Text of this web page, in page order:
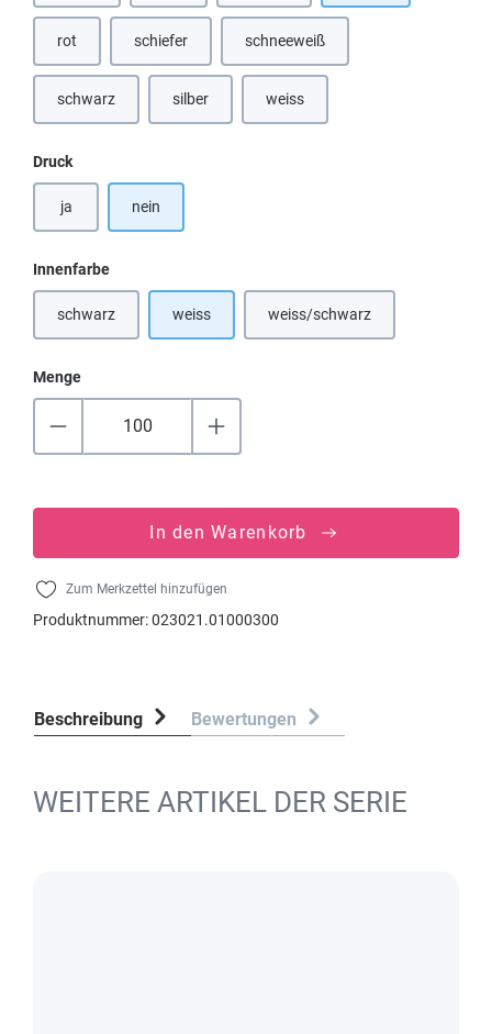
rot(Diese Option ist zurzeit nicht verfügbar.)
schiefer(Diese Option ist zurzeit nicht verfügbar.)
schneeweiß(Diese Option ist zurzeit nicht
schwarz(Diese Option ist zurzeit nicht verfügbar.)
silber(Diese Option ist zurzeit nicht verfügbar.)
weiss
Druckauswählen
ja nein
Innenfarbeauswählen
schwarz(Diese Option ist zurzeit nicht verfügbar.)
weiss weiss/schwarz(Diese Option ist zurzeit
Menge
In den Warenkorb
Zum Merkzettel hinzufügen
Produktnummer:023021.01000300
Beschreibung Bewertungen
WEITERE ARTIKEL DER SERIE